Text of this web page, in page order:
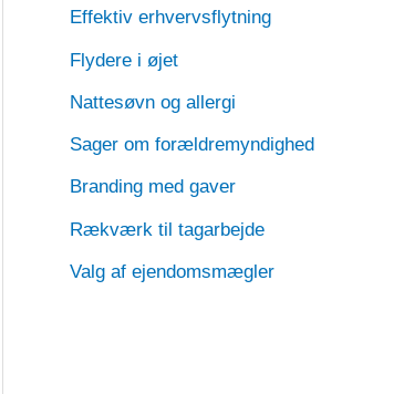
Effektiv erhvervsflytning
Flydere i øjet
Nattesøvn og allergi
Sager om forældremyndighed
Branding med gaver
Rækværk til tagarbejde
Valg af ejendomsmægler